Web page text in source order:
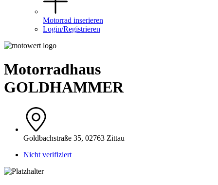
Motorrad inserieren
Login/Registrieren
Motorradhaus
GOLDHAMMER
Goldbachstraße 35, 02763 Zittau
Nicht verifiziert